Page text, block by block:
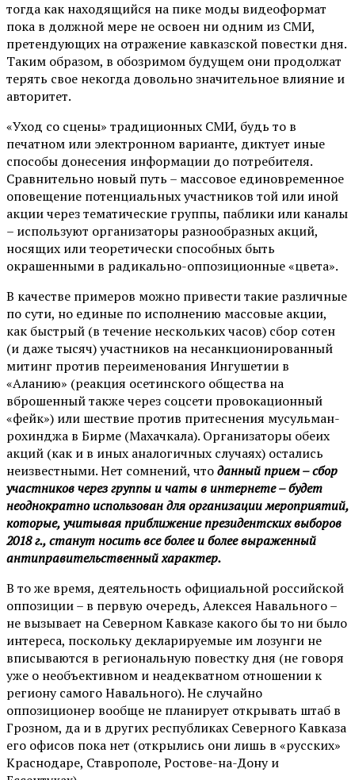
тогда как находящийся на пике моды видеоформат
пока в должной мере не освоен ни одним из СМИ,
претендующих на отражение кавказской повестки дня.
Таким образом, в обозримом будущем они продолжат
терять свое некогда довольно значительное влияние и
авторитет.
«Уход со сцены» традиционных СМИ, будь то в
печатном или электронном варианте, диктует иные
способы донесения информации до потребителя.
Сравнительно новый путь – массовое единовременное
оповещение потенциальных участников той или иной
акции через тематические группы, паблики или каналы
– используют организаторы разнообразных акций,
носящих или теоретически способных быть
окрашенными в радикально-оппозиционные «цвета».
В качестве примеров можно привести такие различные
по сути, но единые по исполнению массовые акции,
как быстрый (в течение нескольких часов) сбор сотен
(и даже тысяч) участников на несанкционированный
митинг против переименования Ингушетии в
«Аланию» (реакция осетинского общества на
вброшенный также через соцсети провокационный
«фейк») или шествие против притеснения мусульман-
рохинджа в Бирме (Махачкала). Организаторы обеих
акций (как и в иных аналогичных случаях) остались
неизвестными. Нет сомнений, чтоданный прием – сбор
участников через группы и чаты в интернете – будет
неоднократно использован для организации мероприятий,
которые, учитывая приближение президентских выборов
2018 г., станут носить все более и более выраженный
антиправительственный характер.
В то же время, деятельность официальной российской
оппозиции – в первую очередь, Алексея Навального –
не вызывает на Северном Кавказе какого бы то ни было
интереса, поскольку декларируемые им лозунги не
вписываются в региональную повестку дня (не говоря
уже о необъективном и неадекватном отношении к
региону самого Навального). Не случайно
оппозиционер вообще не планирует открывать штаб в
Грозном, да и в других республиках Северного Кавказа
его офисов пока нет (открылись они лишь в «русских»
Краснодаре, Ставрополе, Ростове-на-Дону и